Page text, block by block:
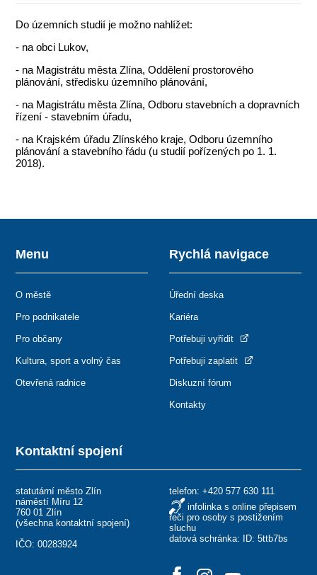
Do územních studií je možno nahlížet:
- na obci Lukov,
- na Magistrátu města Zlína, Oddělení prostorového
plánování, středisku územního plánování,
- na Magistrátu města Zlína, Odboru stavebních a dopravních
řízení - stavebním úřadu,
- na Krajském úřadu Zlínského kraje, Odboru územního
plánování a stavebního řádu (u studií pořízených po 1. 1.
2018).
Kontaktní spojení
statutární město Zlín
náměstí Míru 12
760 01 Zlín
(všechna kontaktní spojení)
IČO: 00283924
telefon: +420 577 630 111
infolinka s online přepisem
řeči pro osoby s postižením
sluchu
datová schránka: ID: 5ttb7bs
Menu
O městě
Pro podnikatele
Pro občany
Kultura, sport a volný čas
Otevřená radnice
Rychlá navigace
Úřední deska
Kariéra
Potřebuji vyřídit
Potřebuji zaplatit
Diskuzní fórum
Kontakty